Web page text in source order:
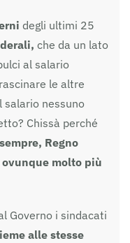
degli ultimi 25
che da un lato
al salario
le altre
salario nessuno
Chissà perché
Regno
molto più
Governo i sindacati
alle stesse